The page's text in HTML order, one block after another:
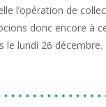
l’opération de
donc encore à
le lundi 26 décembre.